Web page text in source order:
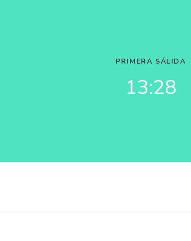
PRIMERA SÁLIDA
13:28